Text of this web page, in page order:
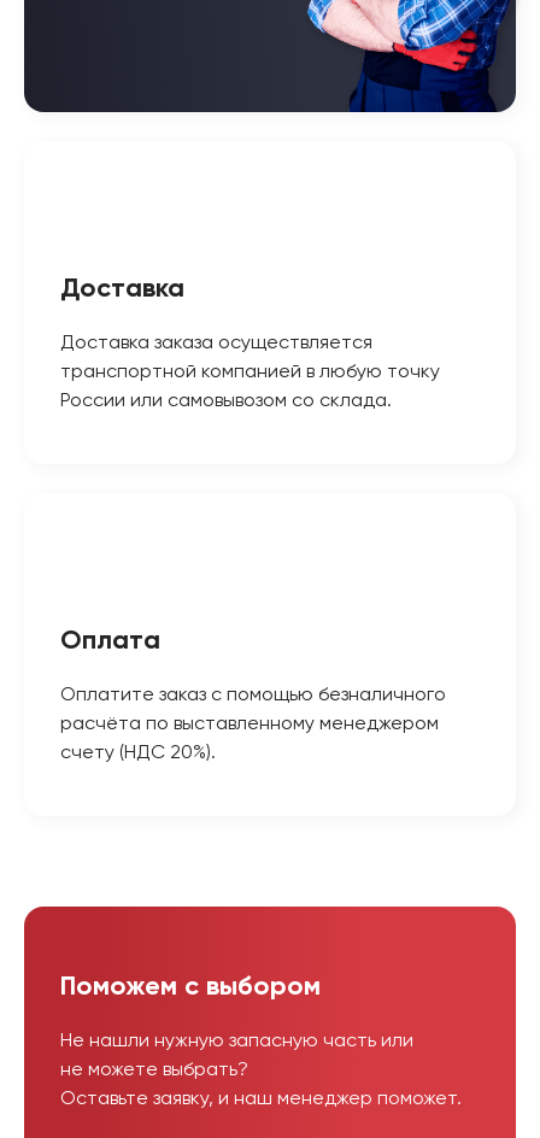
Доставка
Доставка заказа осуществляется
транспортной компанией в любую точку
России или самовывозом со склада.
Оплата
Оплатите заказ с помощью безналичного
расчёта по выставленному менеджером
счету (НДС 20%).
Поможем с выбором
Не нашли нужную запасную часть или
не можете выбрать?
Оставьте заявку, и наш менеджер поможет.